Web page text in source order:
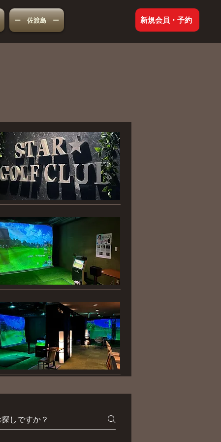
ー 佐渡島 ー 新規会員・予約